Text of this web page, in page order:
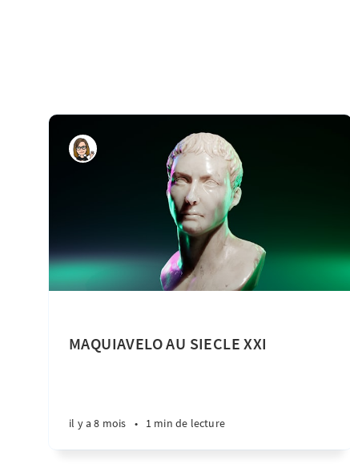
MAQUIAVELO AU SIECLE XXI
il y a 8 mois • 1 min de lecture